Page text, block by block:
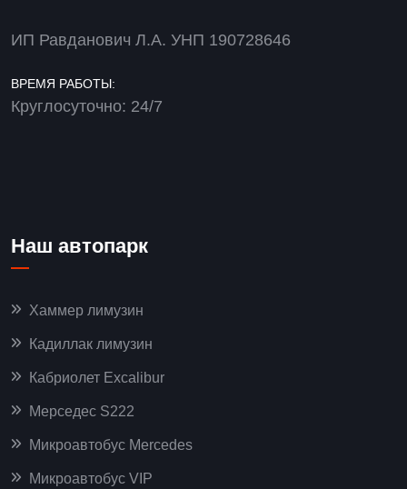
ИП Равданович Л.А. УНП 190728646
ВРЕМЯ РАБОТЫ:
Круглосуточно: 24/7
Наш автопарк
Хаммер лимузин
Кадиллак лимузин
Кабриолет Excalibur
Мерседес S222
Микроавтобус Mercedes
Микроавтобус VIP